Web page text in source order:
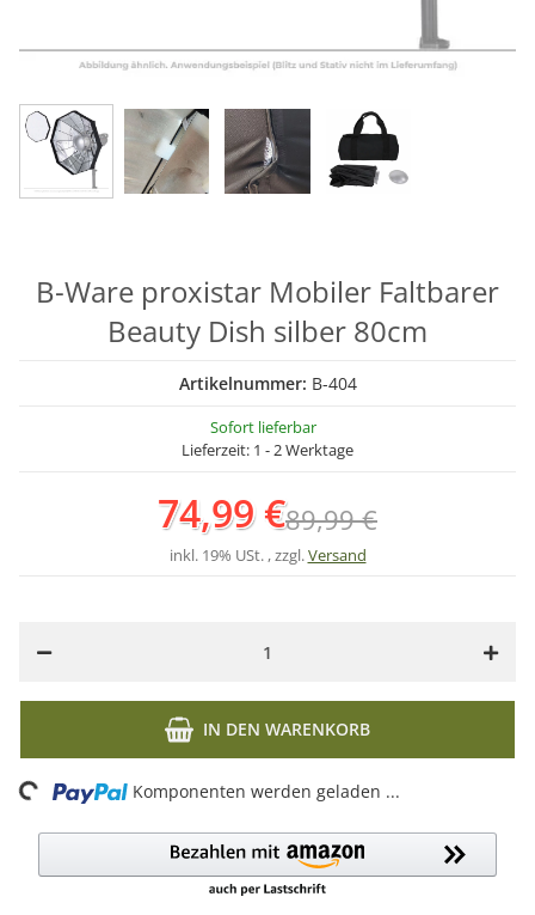
B-Ware proxistar Mobiler Faltbarer
Beauty Dish silber 80cm
Artikelnummer: B-404
Sofort lieferbar
Lieferzeit: 1 - 2 Werktage
74,99 €89,99 €
inkl. 19% USt. , zzgl.Versand
IN DEN WARENKORB
Loading... Komponenten werden geladen ...